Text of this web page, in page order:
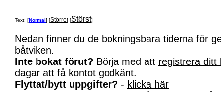
Text: [Normal] [Större] [Störst]
Nedan finner du de bokningsbara tiderna för
båtviken.
Inte bokat förut? Börja med att registrera ditt
dagar att få kontot godkänt.
Flyttat/bytt uppgifter? - klicka här